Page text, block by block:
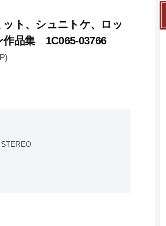
ト、シュニトケ、ロッ
作品集 1C065-03766